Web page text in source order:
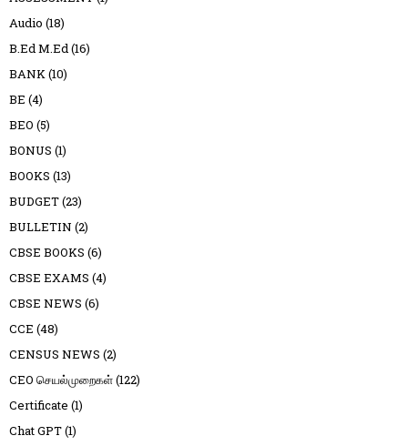
Audio (18)
B.Ed M.Ed(16)
BANK(10)
BE (4)
BEO (5)
BONUS (1)
BOOKS (13)
BUDGET(23)
BULLETIN (2)
CBSE BOOKS (6)
CBSE EXAMS (4)
CBSE NEWS (6)
CCE (48)
CENSUS NEWS (2)
CEO செயல்முறைகள்(122)
Certificate (1)
Chat GPT(1)